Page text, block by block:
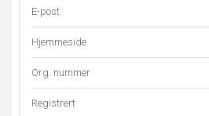
E-post
Hjemmeside
Org. nummer
Registrert